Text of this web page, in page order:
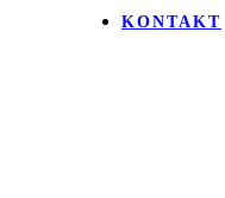
KONTAKT